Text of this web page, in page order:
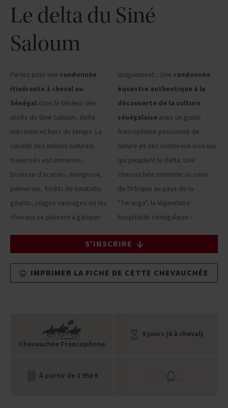
Le delta du Siné
Saloum
Partez pour une randonnée
itinérante à cheval au
Sénégal dans la tiédeur des
alizés du Siné Saloum, delta
méconnu et hors du temps. La
variété des milieux naturels
traversés est immense :
brousse d'acacias, mangrove,
palmeraie, forêts de baobabs
géants, plages sauvages où les
chevaux se plaisent à galoper
longuement... Une randonnée
équestre authentique à la
découverte de la culture
sénégalaise avec un guide
francophone passionné de
nature et des nombreux oiseaux
qui peuplent le Delta. Une
chevauchée intimiste au cœur
de l'Afrique au pays de la
"Teranga", la légendaire
hospitalité sénégalaise !
S'INSCRIRE
IMPRIMER LA FICHE DE CETTE CHEVAUCHÉE
Chevauchée Francophone
9 jours (6 à cheval)
À partir de 1 950 €